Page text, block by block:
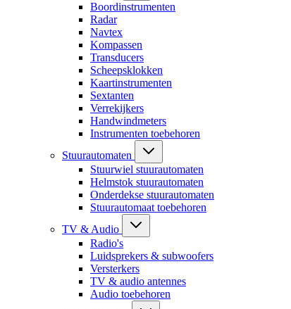
Boordinstrumenten
Radar
Navtex
Kompassen
Transducers
Scheepsklokken
Kaartinstrumenten
Sextanten
Verrekijkers
Handwindmeters
Instrumenten toebehoren
Stuurautomaten
Stuurwiel stuurautomaten
Helmstok stuurautomaten
Onderdekse stuurautomaten
Stuurautomaat toebehoren
TV & Audio
Radio's
Luidsprekers & subwoofers
Versterkers
TV & audio antennes
Audio toebehoren